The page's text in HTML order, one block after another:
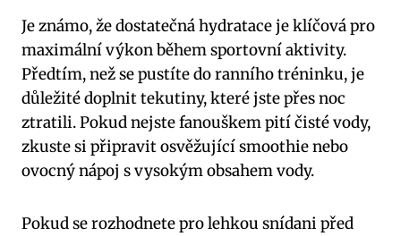
Je známo, že dostatečná hydratace je klíčová pro
maximální výkon během sportovní aktivity.
Předtím, než se pustíte do ranního tréninku, je
důležité doplnit tekutiny, které jste přes noc
ztratili. Pokud nejste fanouškem pití čisté vody,
zkuste si připravit osvěžující smoothie nebo
ovocný nápoj s vysokým obsahem vody.
Pokud se rozhodnete pro lehkou snídani před